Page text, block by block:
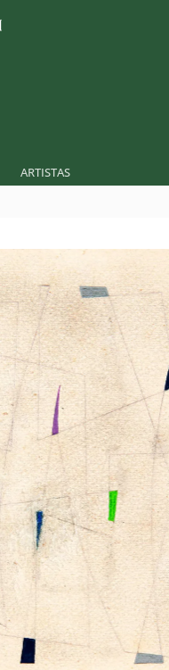
ARTISTAS